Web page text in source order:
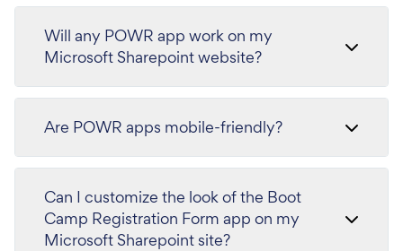
Will any POWR app work on my
Microsoft Sharepoint website?
Are POWR apps mobile-friendly?
Can I customize the look of the Boot
Camp Registration Form app on my
Microsoft Sharepoint site?